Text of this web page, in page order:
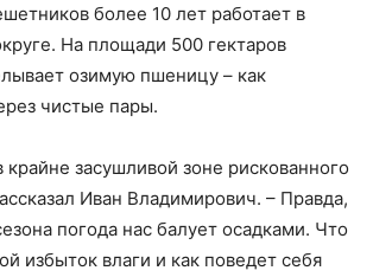
более 10 лет работает в
На площади 500 гектаров
озимую пшеницу – как
чистые пары.
засушливой зоне рискованного
Иван Владимирович. – Правда,
погода нас балует осадками. Что
избыток влаги и как поведет себя